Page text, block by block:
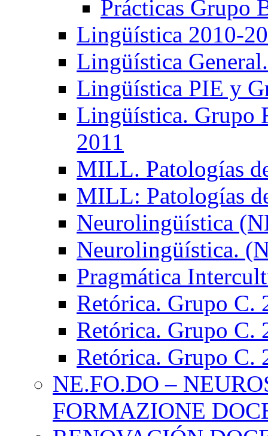
Prácticas Grupo
Lingüística 2010-
Lingüística
Lingüística PIE y
Lingüística. Grupo
2011
MILL. Patologías
MILL: Patologías
Neurolingüística
Neurolingüística.
Pragmática
Retórica. Grupo C.
Retórica. Grupo C.
Retórica. Grupo C.
NE.FO.DO –
FORMAZIONE